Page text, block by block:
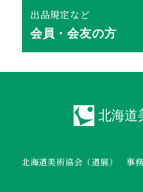
出品規定など
会員・会友の方
北海道美術協会（道展） 事